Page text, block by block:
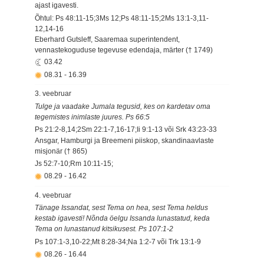
ajast igavesti.
Õhtul: Ps 48:11-15;3Ms 12;Ps 48:11-15;2Ms 13:1-3,11-
12,14-16
Eberhard Gutsleff, Saaremaa superintendent,
vennastekoguduse tegevuse edendaja, märter († 1749)
03.42
08.31 - 16.39
3. veebruar
Tulge ja vaadake Jumala tegusid, kes on kardetav oma
tegemistes inimlaste juures. Ps 66:5
Ps 21:2-8,14;2Sm 22:1-7,16-17;Ii 9:1-13 või Srk 43:23-33
Ansgar, Hamburgi ja Breemeni piiskop, skandinaavlaste
misjonär († 865)
Js 52:7-10;Rm 10:11-15;
08.29 - 16.42
4. veebruar
Tänage Issandat, sest Tema on hea, sest Tema heldus
kestab igavesti! Nõnda öelgu Issanda lunastatud, keda
Tema on lunastanud kitsikusest. Ps 107:1-2
Ps 107:1-3,10-22;Mt 8:28-34;Na 1:2-7 või Trk 13:1-9
08.26 - 16.44